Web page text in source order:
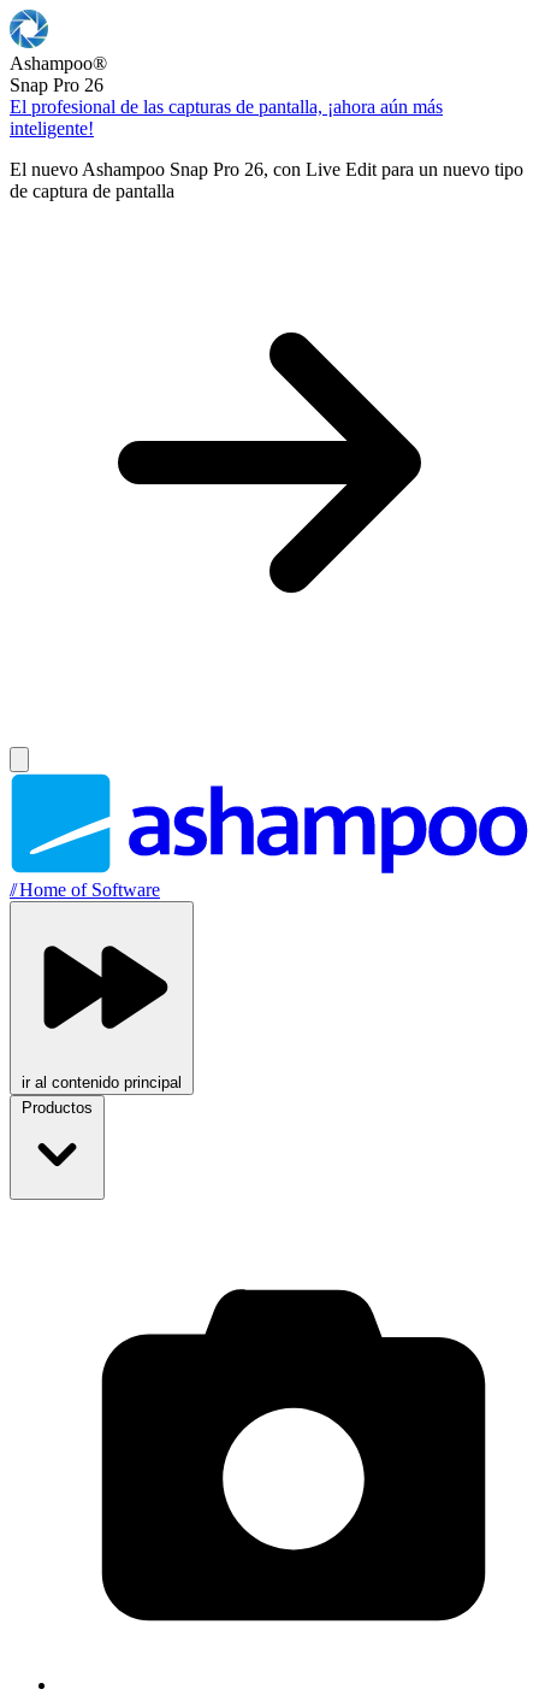
Ashampoo®
Snap Pro 26
El profesional de las capturas de pantalla, ¡ahora aún más
inteligente!
El nuevo Ashampoo Snap Pro 26, con Live Edit para un nuevo tipo
de captura de pantalla
//Home of Software
ir al contenido principal
Productos